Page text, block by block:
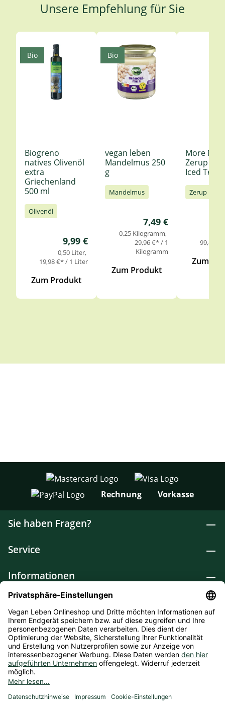
Unsere Empfehlung für Sie
Produktgalerie überspringen
Biogreno
natives Olivenöl
extra
Griechenland
500 ml
Olivenöl
Regulärer Preis:
9,99 €
0,50 Liter
19,98 €* / 1 Liter
Zum Produkt
Bio
vegan leben
Mandelmus 250
g
Mandelmus
Regulärer Preis:
7,49 €
0,25 Kilogramm
29,96 €* / 1
Kilogramm
Zum Produkt
Bio
More
Zerup
Iced Tea
Zerup
99,85
Zum
Rechnung Vorkasse
Sie haben Fragen?
Service
Informationen
Lebensmittel
Drogerie
Weitere Kategorien
* Alle Preise inkl. gesetzl. Mehrwertsteuer zzgl.
anders angegeben. Bioprodukte im Bio-Kontrollverfahren bei